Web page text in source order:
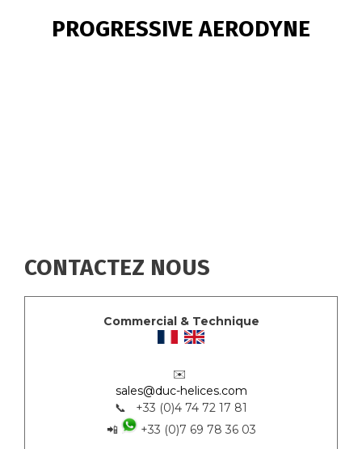
D'ARIANE
PROGRESSIVE AERODYNE
CONTACTEZ NOUS
Commercial & Technique
✉️
sales@duc-helices.com
📞 +33 (0)4 74 72 17 81
📲
+33 (0)7 69 78 36 03